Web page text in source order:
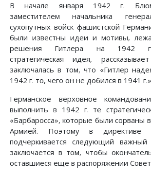
В начале января 1942 г.
заместителем начальника
сухопутных войск фашистской
были известны идеи и мотивы,
решения Гитлера на 1942
стратегическая идея,
заключалась в том, что «Гитлер
1942 г. то, чего он не добился в 1941 г.»
Германское верховное
выполнить в 1942 г. те
«Барбаросса», которые были сорваны
Армией. Поэтому в
подчеркивается следующий
заключается в том, чтобы
оставшиеся еще в распоряжении